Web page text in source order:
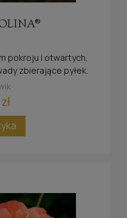
pokroju i otwartych,
zbierające pyłek.